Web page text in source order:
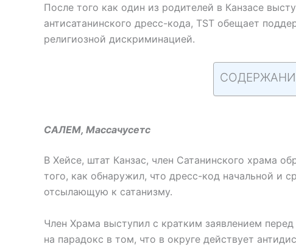
После того как один из родителей в Канзасе
антисатанинского дресс-кода, TST обещает
религиозной дискриминацией.
САЛЕМ, Массачусетс
В Хейсе, штат Канзас, член Сатанинского храма
того, как обнаружил, что дресс-код начальной и
отсылающую к сатанизму.
Член Храма выступил с кратким заявлением
на парадокс в том, что в округе действует